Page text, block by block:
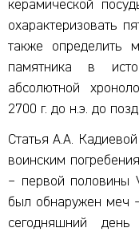
керамической
охарактеризовать
также определить
памятника в
абсолютной
2700 г. до н.э. до
Статья А.А.
воинским
– первой половины
был обнаружен меч
сегодняшний